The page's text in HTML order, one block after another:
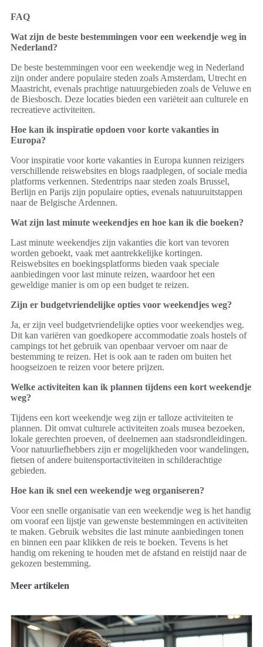
FAQ
Wat zijn de beste bestemmingen voor een weekendje weg in
Nederland?
De beste bestemmingen voor een weekendje weg in Nederland
zijn onder andere populaire steden zoals Amsterdam, Utrecht en
Maastricht, evenals prachtige natuurgebieden zoals de Veluwe en
de Biesbosch. Deze locaties bieden een variëteit aan culturele en
recreatieve activiteiten.
Hoe kan ik inspiratie opdoen voor korte vakanties in
Europa?
Voor inspiratie voor korte vakanties in Europa kunnen reizigers
verschillende reiswebsites en blogs raadplegen, of sociale media
platforms verkennen. Stedentrips naar steden zoals Brussel,
Berlijn en Parijs zijn populaire opties, evenals natuuruitstappen
naar de Belgische Ardennen.
Wat zijn last minute weekendjes en hoe kan ik die boeken?
Last minute weekendjes zijn vakanties die kort van tevoren
worden geboekt, vaak met aantrekkelijke kortingen.
Reiswebsites en boekingsplatforms bieden vaak speciale
aanbiedingen voor last minute reizen, waardoor het een
geweldige manier is om op een budget te reizen.
Zijn er budgetvriendelijke opties voor weekendjes weg?
Ja, er zijn veel budgetvriendelijke opties voor weekendjes weg.
Dit kan variëren van goedkopere accommodatie zoals hostels of
campings tot het gebruik van openbaar vervoer om naar de
bestemming te reizen. Het is ook aan te raden om buiten het
hoogseizoen te reizen voor betere prijzen.
Welke activiteiten kan ik plannen tijdens een kort weekendje
weg?
Tijdens een kort weekendje weg zijn er talloze activiteiten te
plannen. Dit omvat culturele activiteiten zoals musea bezoeken,
lokale gerechten proeven, of deelnemen aan stadsrondleidingen.
Voor natuurliefhebbers zijn er mogelijkheden voor wandelingen,
fietsen of andere buitensportactiviteiten in schilderachtige
gebieden.
Hoe kan ik snel een weekendje weg organiseren?
Voor een snelle organisatie van een weekendje weg is het handig
om vooraf een lijstje van gewenste bestemmingen en activiteiten
te maken. Gebruik websites die last minute aanbiedingen tonen
en binnen een paar klikken de reis te boeken. Tevens is het
handig om rekening te houden met de afstand en reistijd naar de
gekozen bestemming.
Meer artikelen